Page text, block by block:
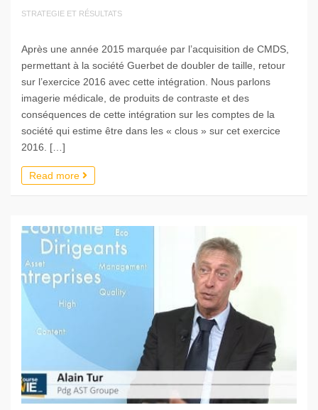
STRATEGIE ET RÉSULTATS
Après une année 2015 marquée par l’acquisition de CMDS,
permettant à la société Guerbet de doubler de taille, retour
sur l’exercice 2016 avec cette intégration. Nous parlons
imagerie médicale, de produits de contraste et des
conséquences de cette intégration sur les comptes de la
société qui estime être dans les « clous » sur cet exercice
2016. […]
Read more